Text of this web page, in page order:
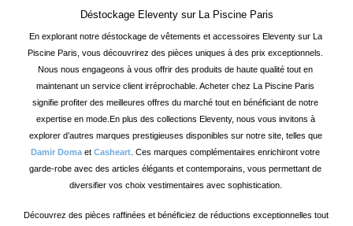
Déstockage Eleventy sur La Piscine Paris
En explorant notre déstockage de vêtements et accessoires Eleventy sur La
Piscine Paris, vous découvrirez des pièces uniques à des prix exceptionnels.
Nous nous engageons à vous offrir des produits de haute qualité tout en
maintenant un service client irréprochable. Acheter chez La Piscine Paris
signifie profiter des meilleures offres du marché tout en bénéficiant de notre
expertise en mode. En plus des collections Eleventy, nous vous invitons à
explorer d’autres marques prestigieuses disponibles sur notre site, telles que
Damir Doma et Casheart . Ces marques complémentaires enrichiront votre
garde-robe avec des articles élégants et contemporains, vous permettant de
diversifier vos choix vestimentaires avec sophistication.
Découvrez des pièces raffinées et bénéficiez de réductions exceptionnelles tout